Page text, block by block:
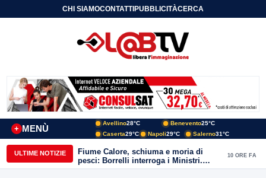
CHI SIAMOCONTATTIPUBBLICITÀCERCA
MENÙ
+
Avellino28°C Benevento25°C
Caserta29°C Napoli29°C Salerno31°C
ULTIME NOTIZIE
Fiume Calore, schiuma e moria di
pesci: Borrelli interroga i Ministri.
“Benevento paga l’assenza del
10 ORE FA